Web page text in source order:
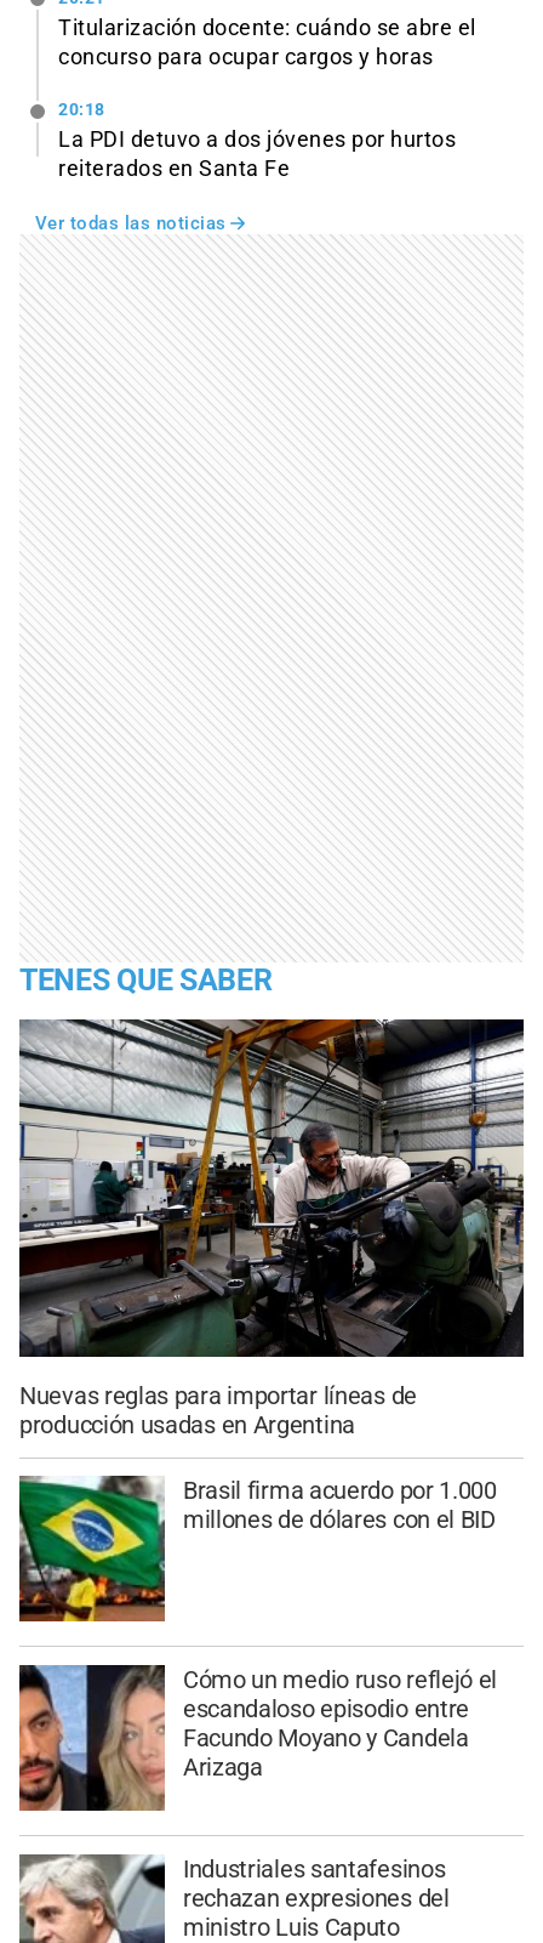
Titularización docente: cuándo se abre el
concurso para ocupar cargos y horas
20:18
La PDI detuvo a dos jóvenes por hurtos
reiterados en Santa Fe
Ver todas las noticias
TENES QUE SABER
Nuevas reglas para importar líneas de
producción usadas en Argentina
Brasil firma acuerdo por 1.000
millones de dólares con el BID
Cómo un medio ruso reflejó el
escandaloso episodio entre
Facundo Moyano y Candela
Arizaga
Industriales santafesinos
rechazan expresiones del
ministro Luis Caputo